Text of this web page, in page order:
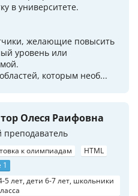
в университете.
желающие повысить
уровень или
которым необ...
Олеся Раифовна
преподаватель
к олимпиадам
HTML
1
5 лет, дети 6-7 лет, школьники